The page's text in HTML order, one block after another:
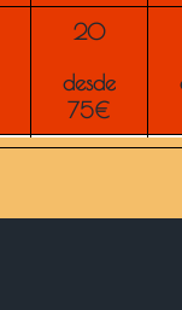
20
desde
75€